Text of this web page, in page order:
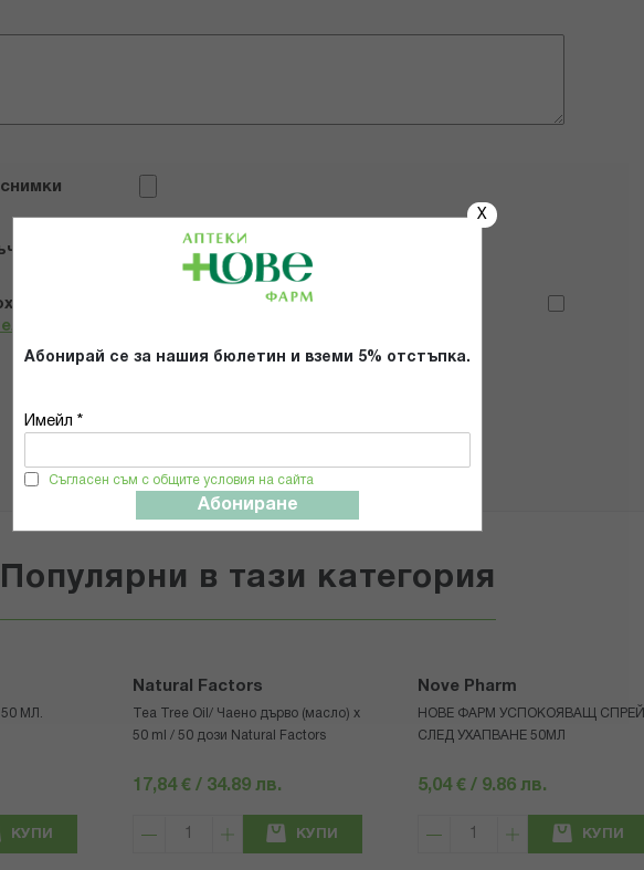
X
Абонирай се за нашия бюлетин и вземи 5% отстъпка.
Имейл *
Съгласен съм с общите условия на сайта
Абониране
продукта
и се съгласявам с
Общите условия и политиката за
Популярни в тази категория
МЛ.
КУПИ
Natural Factors
Tea Tree Oil/ Чаено дърво (масло) x
50 ml / 50 дози Natural Factors
17,84 € / 34.89 лв.
КУПИ
Nove Pharm
НОВЕ ФАРМ УСПОКОЯВАЩ СПРЕЙ
СЛЕД УХАПВАНЕ 50МЛ
5,04 € / 9.86 лв.
КУПИ